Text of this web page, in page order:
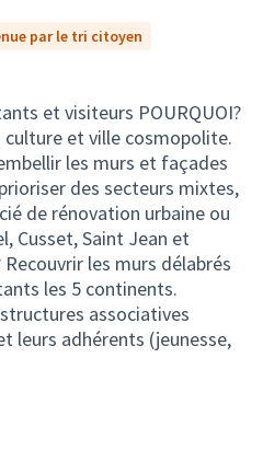
par le tri citoyen
et visiteurs POURQUOI?
culture et ville cosmopolite.
les murs et façades
des secteurs mixtes,
de rénovation urbaine ou
Cusset, Saint Jean et
Recouvrir les murs délabrés
les 5 continents.
associatives
leurs adhérents (jeunesse,